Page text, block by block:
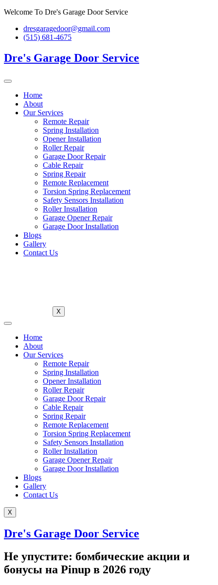
Skip
content
Welcome To Dre's Garage Door Service
dresgaragedoor@gmail.com
(515) 681-4675
Dre's Garage Door Service
Home
About
Our Services
Remote Repair
Spring Installation
Opener Installation
Roller Repair
Garage Door Repair
Cable Repair
Spring Repair
Remote Replacement
Torsion Spring Replacement
Safety Sensors Installation
Roller Installation
Garage Opener Repair
Garage Door Installation
Blogs
Gallery
Contact Us
X
Home
About
Our Services
Remote Repair
Spring Installation
Opener Installation
Roller Repair
Garage Door Repair
Cable Repair
Spring Repair
Remote Replacement
Torsion Spring Replacement
Safety Sensors Installation
Roller Installation
Garage Opener Repair
Garage Door Installation
Blogs
Gallery
Contact Us
X
Dre's Garage Door Service
Не упустите: бомбические акции и
бонусы на Pinup в 2026 году